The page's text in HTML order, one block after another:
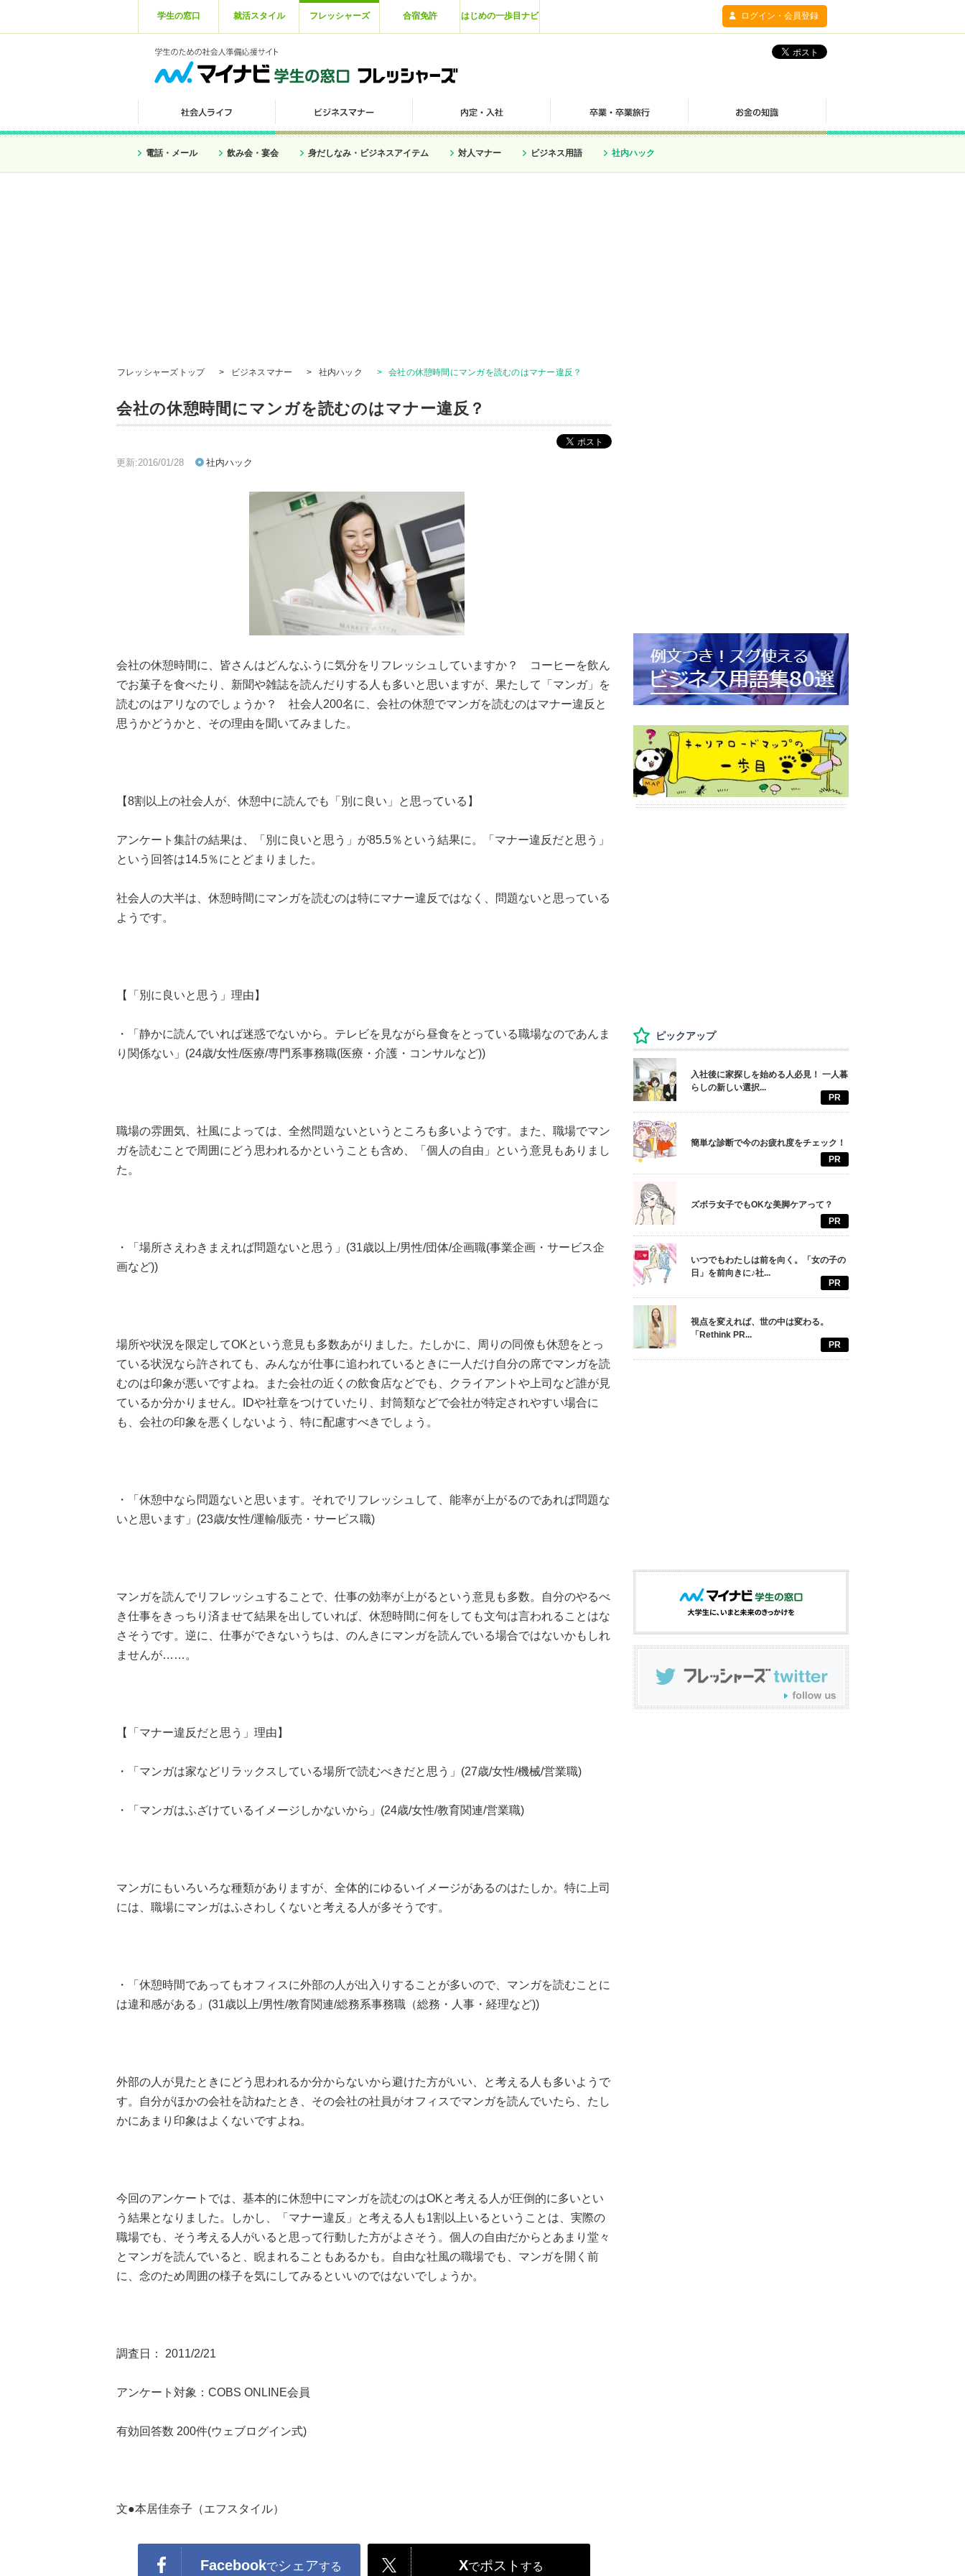
学生の窓口 就活スタイル フレッシャーズ 合宿免許 はじめの一歩目ナビ ログイン・会員登録
電話・メール 飲み会・宴会 身だしなみ・ビジネスアイテム 対人マナー ビジネス用語 社内ハック
フレッシャーズトップ > ビジネスマナー > 社内ハック > 会社の休憩時間にマンガを読むのはマナー違反？
会社の休憩時間にマンガを読むのはマナー違反？
更新:2016/01/28 社内ハック
会社の休憩時間に、皆さんはどんなふうに気分をリフレッシュしていますか？ コーヒーを飲ん
でお菓子を食べたり、新聞や雑誌を読んだりする人も多いと思いますが、果たして「マンガ」を
読むのはアリなのでしょうか？ 社会人200名に、会社の休憩でマンガを読むのはマナー違反と
思うかどうかと、その理由を聞いてみました。
【8割以上の社会人が、休憩中に読んでも「別に良い」と思っている】
アンケート集計の結果は、「別に良いと思う」が85.5％という結果に。「マナー違反だと思う」
という回答は14.5％にとどまりました。
社会人の大半は、休憩時間にマンガを読むのは特にマナー違反ではなく、問題ないと思っている
ようです。
【「別に良いと思う」理由】
・「静かに読んでいれば迷惑でないから。テレビを見ながら昼食をとっている職場なのであんま
り関係ない」(24歳/女性/医療/専門系事務職(医療・介護・コンサルなど))
職場の雰囲気、社風によっては、全然問題ないというところも多いようです。また、職場でマン
ガを読むことで周囲にどう思われるかということも含め、「個人の自由」という意見もありまし
た。
・「場所さえわきまえれば問題ないと思う」(31歳以上/男性/団体/企画職(事業企画・サービス企
画など))
場所や状況を限定してOKという意見も多数あがりました。たしかに、周りの同僚も休憩をとっ
ている状況なら許されても、みんなが仕事に追われているときに一人だけ自分の席でマンガを読
むのは印象が悪いですよね。また会社の近くの飲食店などでも、クライアントや上司など誰が見
ているか分かりません。IDや社章をつけていたり、封筒類などで会社が特定されやすい場合に
も、会社の印象を悪くしないよう、特に配慮すべきでしょう。
・「休憩中なら問題ないと思います。それでリフレッシュして、能率が上がるのであれば問題な
いと思います」(23歳/女性/運輸/販売・サービス職)
マンガを読んでリフレッシュすることで、仕事の効率が上がるという意見も多数。自分のやるべ
き仕事をきっちり済ませて結果を出していれば、休憩時間に何をしても文句は言われることはな
さそうです。逆に、仕事ができないうちは、のんきにマンガを読んでいる場合ではないかもしれ
ませんが……。
【「マナー違反だと思う」理由】
・「マンガは家などリラックスしている場所で読むべきだと思う」(27歳/女性/機械/営業職)
・「マンガはふざけているイメージしかないから」(24歳/女性/教育関連/営業職)
マンガにもいろいろな種類がありますが、全体的にゆるいイメージがあるのはたしか。特に上司
には、職場にマンガはふさわしくないと考える人が多そうです。
・「休憩時間であってもオフィスに外部の人が出入りすることが多いので、マンガを読むことに
は違和感がある」(31歳以上/男性/教育関連/総務系事務職（総務・人事・経理など))
外部の人が見たときにどう思われるか分からないから避けた方がいい、と考える人も多いようで
す。自分がほかの会社を訪ねたとき、その会社の社員がオフィスでマンガを読んでいたら、たし
かにあまり印象はよくないですよね。
今回のアンケートでは、基本的に休憩中にマンガを読むのはOKと考える人が圧倒的に多いとい
う結果となりました。しかし、「マナー違反」と考える人も1割以上いるということは、実際の
職場でも、そう考える人がいると思って行動した方がよさそう。個人の自由だからとあまり堂々
とマンガを読んでいると、睨まれることもあるかも。自由な社風の職場でも、マンガを開く前
に、念のため周囲の様子を気にしてみるといいのではないでしょうか。
調査日： 2011/2/21
アンケート対象：COBS ONLINE会員
有効回答数 200件(ウェブログイン式)
文●本居佳奈子（エフスタイル）
Facebookでシェアする Xでポスト する
ピックアップ
入社後に家探しを始める人必見！ 一人暮
らしの新しい選択...
PR
簡単な診断で今のお疲れ度をチェック！
PR
ズボラ女子でもOKな美脚ケアって？
PR
いつでもわたしは前を向く。「女の子の
日」を前向きに♪社...
PR
視点を変えれば、世の中は変わる。
「Rethink PR...
PR